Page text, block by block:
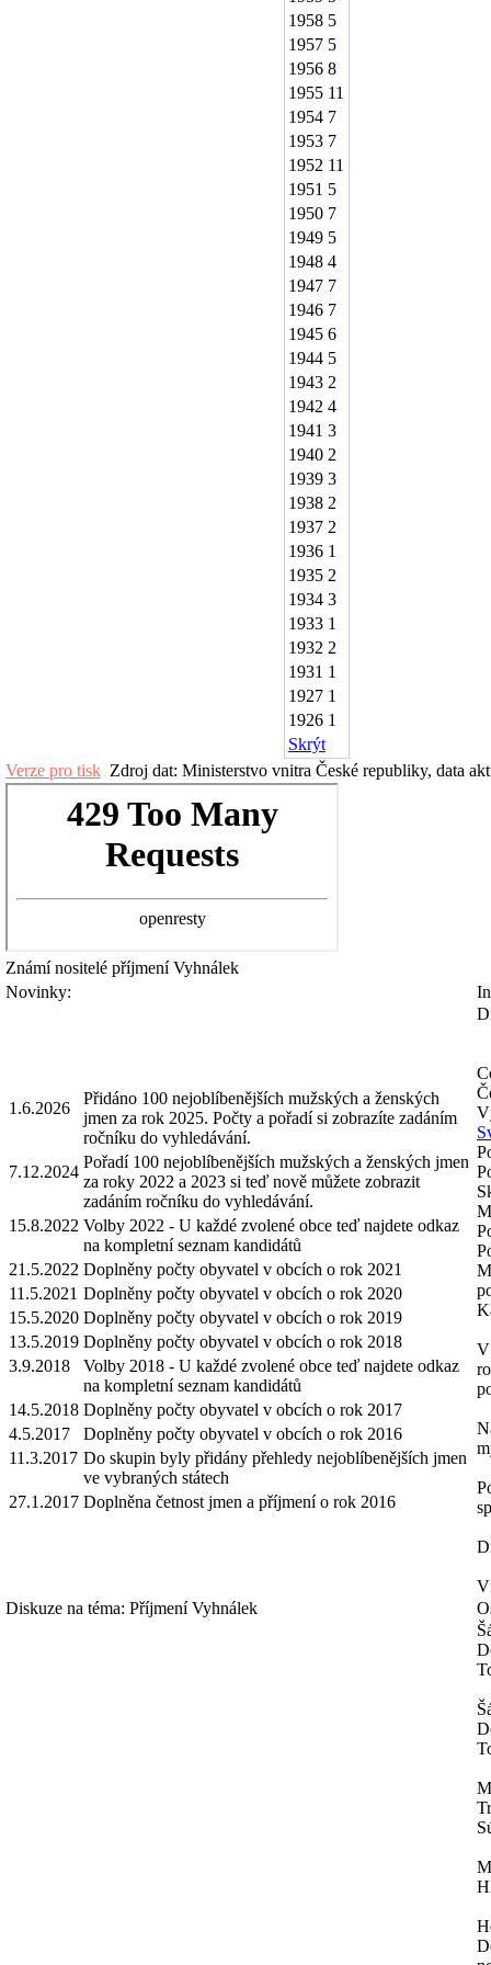
1958 5
1957 5
1956 8
1955 11
1954 7
1953 7
1952 11
1951 5
1950 7
1949 5
1948 4
1947 7
1946 7
1945 6
1944 5
1943 2
1942 4
1941 3
1940 2
1939 3
1938 2
1937 2
1936 1
1935 2
1934 3
1933 1
1932 2
1931 1
1927 1
1926 1
Skrýt
Verze pro tisk Zdroj dat: Ministerstvo vnitra České republiky, data
Známí nositelé příjmeníVyhnálek
Novinky:
1.6.2026
Přidáno 100 nejoblíbenějších mužských a ženských
jmen za rok 2025. Počty a pořadí si zobrazíte zadáním
ročníku do vyhledávání.
7.12.2024
Pořadí 100 nejoblíbenějších mužských a ženských jmen
za roky 2022 a 2023 si teď nově můžete zobrazit
zadáním ročníku do vyhledávání.
15.8.2022 Volby 2022 - U každé zvolené obce teď najdete odkaz
na kompletní seznam kandidátů
21.5.2022 Doplněny počty obyvatel v obcích o rok 2021
11.5.2021 Doplněny počty obyvatel v obcích o rok 2020
15.5.2020 Doplněny počty obyvatel v obcích o rok 2019
13.5.2019 Doplněny počty obyvatel v obcích o rok 2018
3.9.2018
Volby 2018 - U každé zvolené obce teď najdete odkaz
na kompletní seznam kandidátů
14.5.2018 Doplněny počty obyvatel v obcích o rok 2017
4.5.2017
Doplněny počty obyvatel v obcích o rok 2016
11.3.2017 Do skupin byly přidány přehledy nejoblíbenějších jmen
ve vybraných státech
27.1.2017 Doplněna četnost jmen a příjmení o rok 2016
V
Diskuze na téma: Příjmení Vyhnálek